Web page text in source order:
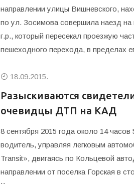
направлении улицы Вишневского,
по ул. Зосимова совершила наезд
г.р., который пересекал проезжую
пешеходного перехода, в пределах
18.09.2015.
Разыскиваются
очевидцы ДТП на КАД
8 сентября 2015 года около 14 часов
водитель, управляя легковым
Transit», двигаясь по Кольцевой
направлении от поселка Горская в